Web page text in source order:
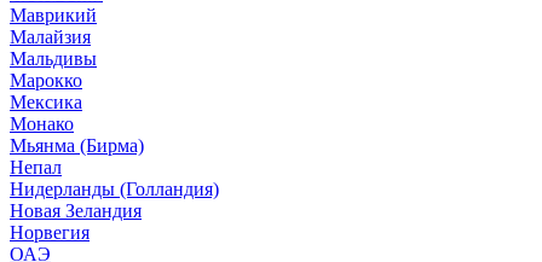
Маврикий
Малайзия
Мальдивы
Марокко
Мексика
Монако
Мьянма (Бирма)
Непал
Нидерланды (Голландия)
Новая Зеландия
Норвегия
ОАЭ